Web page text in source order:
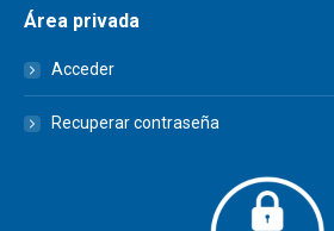
Área privada
Acceder
Recuperar contraseña